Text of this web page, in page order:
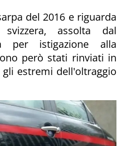
del 2016 e riguarda
assolta dal
per istigazione alla
però stati rinviati in
estremi dell'oltraggio